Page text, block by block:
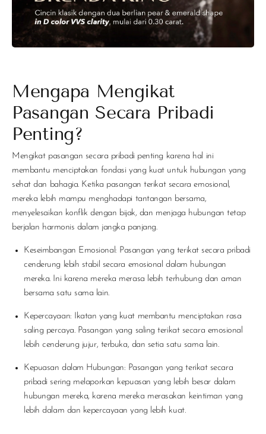
Mengapa Mengikat
Pasangan Secara Pribadi
Penting?
Mengikat pasangan secara pribadi penting karena hal ini
membantu menciptakan fondasi yang kuat untuk hubungan yang
sehat dan bahagia. Ketika pasangan terikat secara emosional,
mereka lebih mampu menghadapi tantangan bersama,
menyelesaikan konflik dengan bijak, dan menjaga hubungan tetap
berjalan harmonis dalam jangka panjang.
Keseimbangan Emosional: Pasangan yang terikat secara pribadi
cenderung lebih stabil secara emosional dalam hubungan
mereka. Ini karena mereka merasa lebih terhubung dan aman
bersama satu sama lain.
Kepercayaan: Ikatan yang kuat membantu menciptakan rasa
saling percaya. Pasangan yang saling terikat secara emosional
lebih cenderung jujur, terbuka, dan setia satu sama lain.
Kepuasan dalam Hubungan: Pasangan yang terikat secara
pribadi sering melaporkan kepuasan yang lebih besar dalam
hubungan mereka, karena mereka merasakan keintiman yang
lebih dalam dan kepercayaan yang lebih kuat.